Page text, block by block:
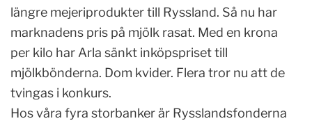
längre mejeriprodukter till Ryssland. Så nu har
marknadens pris på mjölk rasat. Med en krona
per kilo har Arla sänkt inköpspriset till
mjölkbönderna. Dom kvider. Flera tror nu att de
tvingas i konkurs.
Hos våra fyra storbanker är Rysslandsfonderna